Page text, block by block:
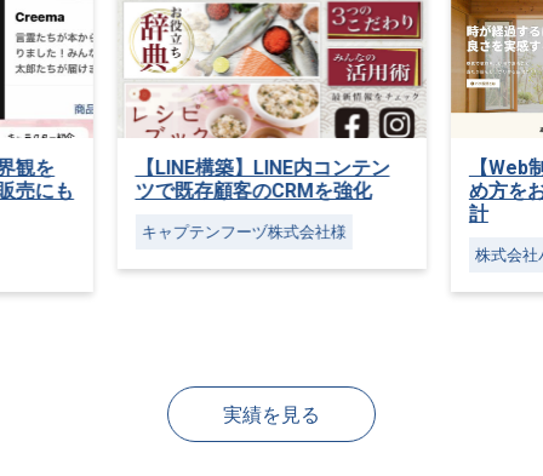
テン
化
【Web制作】【撮影】仕事の進
め方をお客様伝えるデザイン設
【
イトリ
実績を見る